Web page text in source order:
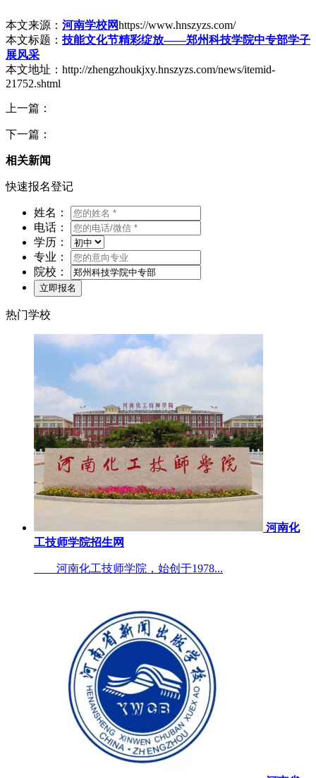
本文来源： 河南学校网https://www.hnszyzs.com/
本文标题： 技能文化节精彩绽放——郑州科技学院中专部学子
展风采
本文地址：http://zhengzhoukjxy.hnszyzs.com/news/itemid-
21752.shtml
上一篇：
下一篇：
相关新闻
快速报名登记
姓名：
电话：
学历：
专业：
院校：
热门学校
河南化
工技师学院招生网
河南化工技师学院，始创于1978...